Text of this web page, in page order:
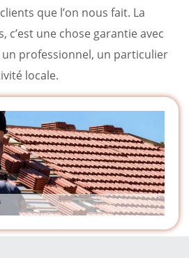
que l’on nous fait. La
c’est une chose garantie avec
un professionnel, un particulier
locale.